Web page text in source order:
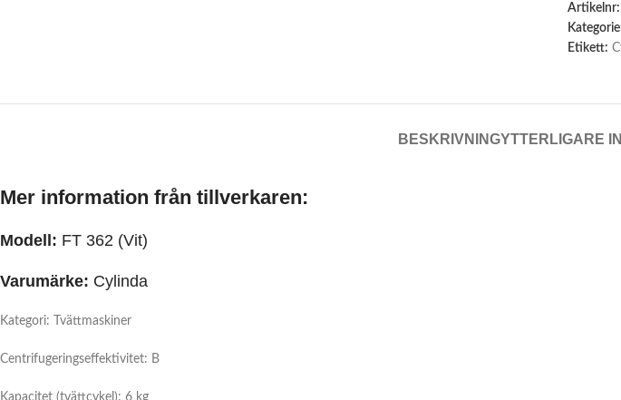
Artikelnr:
Etikett:
BESKRIVNINGYTTERLIGARE
Mer information från tillverkaren:
Modell: FT 362 (Vit)
Varumärke: Cylinda
Kategori: Tvättmaskiner
Centrifugeringseffektivitet: B
Kapacitet (tvättcykel): 6 kg